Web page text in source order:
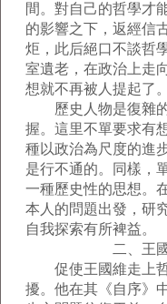
間。對自己的哲學才
的影響之下，返經信
炬，此后絕口不談哲
室遺老，在政治上走
想就不再被人提起了。
歷史人物是復雜的
握。這里不單要求有
種以政治為尺度的進
是行不通的。同樣，
一種歷史性的思想。
本人的問題出發，研
自我探索有所裨益。
二、王國維
促使王國維走上哲
擾。他在其《自序》